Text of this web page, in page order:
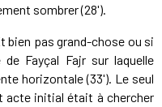
sombrer (28').
bien pas grand-chose ou si
Fayçal Fajr sur laquelle
horizontale (33'). Le seul
acte initial était à chercher